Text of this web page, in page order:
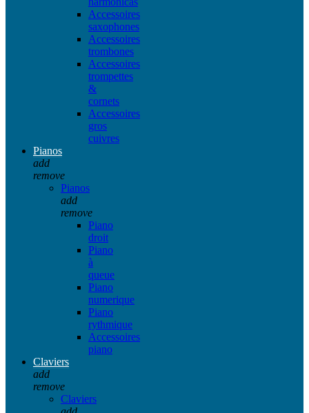
Accessoires
saxophones
Accessoires
trombones
Accessoires
trompettes
&
cornets
Accessoires
gros
cuivres
Pianos
add
remove
Pianos
add
remove
Piano
droit
Piano
à
queue
Piano
numerique
Piano
rythmique
Accessoires
piano
Claviers
add
remove
Claviers